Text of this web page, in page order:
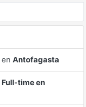
en Antofagasta
Full-time en